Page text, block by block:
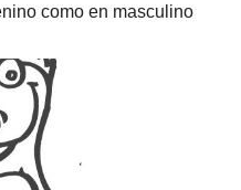
como en masculino